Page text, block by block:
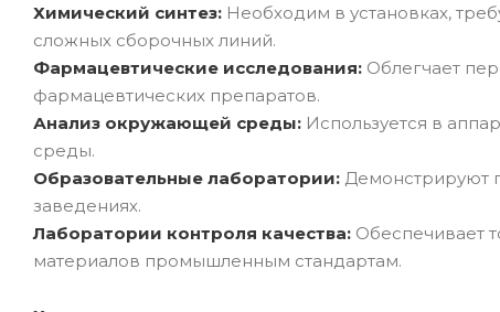
Химический синтез: Необходим в установках,
сложных сборочных линий.
Фармацевтические исследования: Облегчает
фармацевтических препаратов.
Анализ окружающей среды: Используется в
среды.
Образовательные лаборатории: Демонстрируют
заведениях.
Лаборатории контроля качества: Обеспечивает
материалов промышленным стандартам.